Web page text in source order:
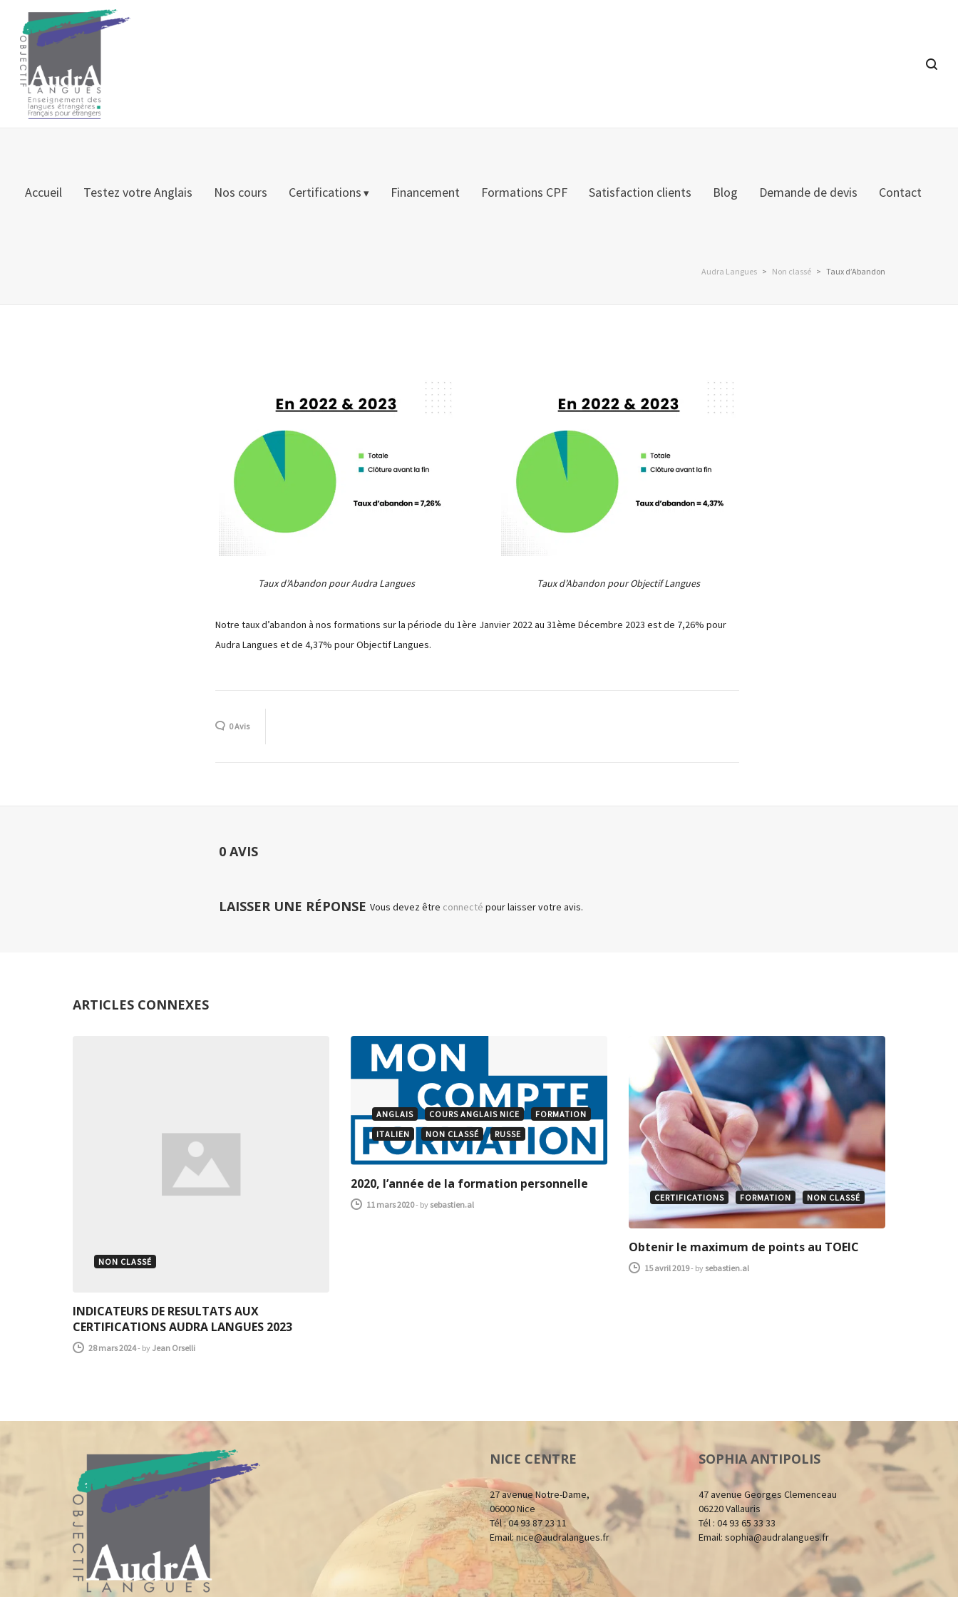
Accueil Testez votre Anglais Nos cours Certifications Financement Formations CPF Satisfaction clients Blog Demande de devis Contact
Audra Langues > Non classé > Taux d’Abandon
Taux d’Abandon pour Audra Langues Taux d’Abandon pour Objectif Langues
Notre taux d’abandon à nos formations sur la période du 1ère Janvier 2022 au 31ème Décembre 2023 est de 7,26% pour
Audra Langues et de 4,37% pour Objectif Langues.
0 Avis
0 AVIS
LAISSER UNE RÉPONSE Vous devez être connecté pour laisser votre avis.
ARTICLES CONNEXES
NON CLASSÉ
INDICATEURS DE RESULTATS AUX
CERTIFICATIONS AUDRA LANGUES 2023
28 mars 2024- byJean Orselli
ANGLAIS COURS ANGLAIS NICE
FORMATION
ITALIEN
NON CLASSÉ RUSSE
2020, l’année de la formation personnelle
11 mars 2020- by sebastien.al
CERTIFICATIONS FORMATION NON CLASSÉ
Obtenir le maximum de points au TOEIC
15 avril 2019- by sebastien.al
NICE CENTRE
27 avenue Notre-Dame,
06000 Nice
Tél : 04 93 87 23 11
Email: nice@audralangues.fr
SOPHIA ANTIPOLIS
47 avenue Georges Clemenceau
06220 Vallauris
Tél : 04 93 65 33 33
Email: sophia@audralangues.fr